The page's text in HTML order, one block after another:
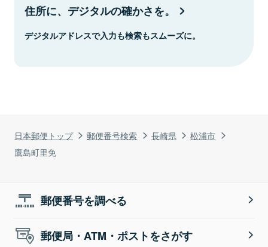
日本郵便トップ 郵便番号検索 長崎県
松浦市
鷹島町里免
住所に、デジタルの確かさを。
デジタルアドレスで入力も検索もスムーズに。
郵便番号を調べる
郵便局・ATM・ポストをさがす